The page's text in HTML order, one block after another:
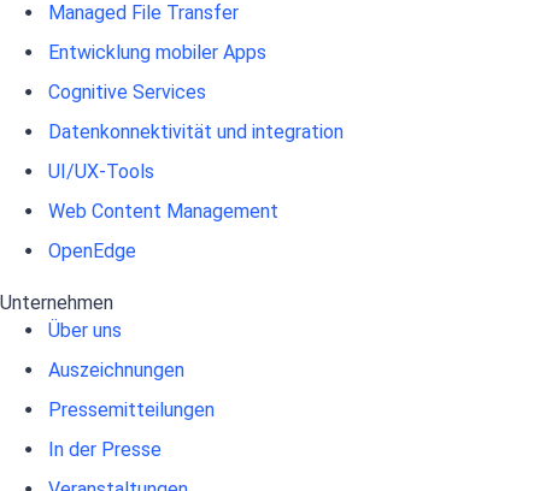
Managed File Transfer
Entwicklung mobiler Apps
Cognitive Services
Datenkonnektivität und integration
UI/UX-Tools
Web Content Management
OpenEdge
Unternehmen
Über uns
Auszeichnungen
Pressemitteilungen
In der Presse